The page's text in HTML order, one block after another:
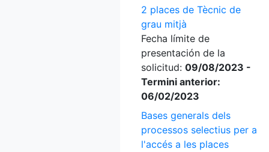
2 places de Tècnic de
grau mitjà
Fecha límite de
presentación de la
solicitud: 09/08/2023 -
Termini anterior:
06/02/2023
Bases generals dels
processos selectius per a
l'accés a les places